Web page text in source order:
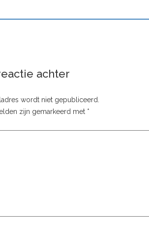
achter
wordt niet gepubliceerd.
zijn gemarkeerd met *